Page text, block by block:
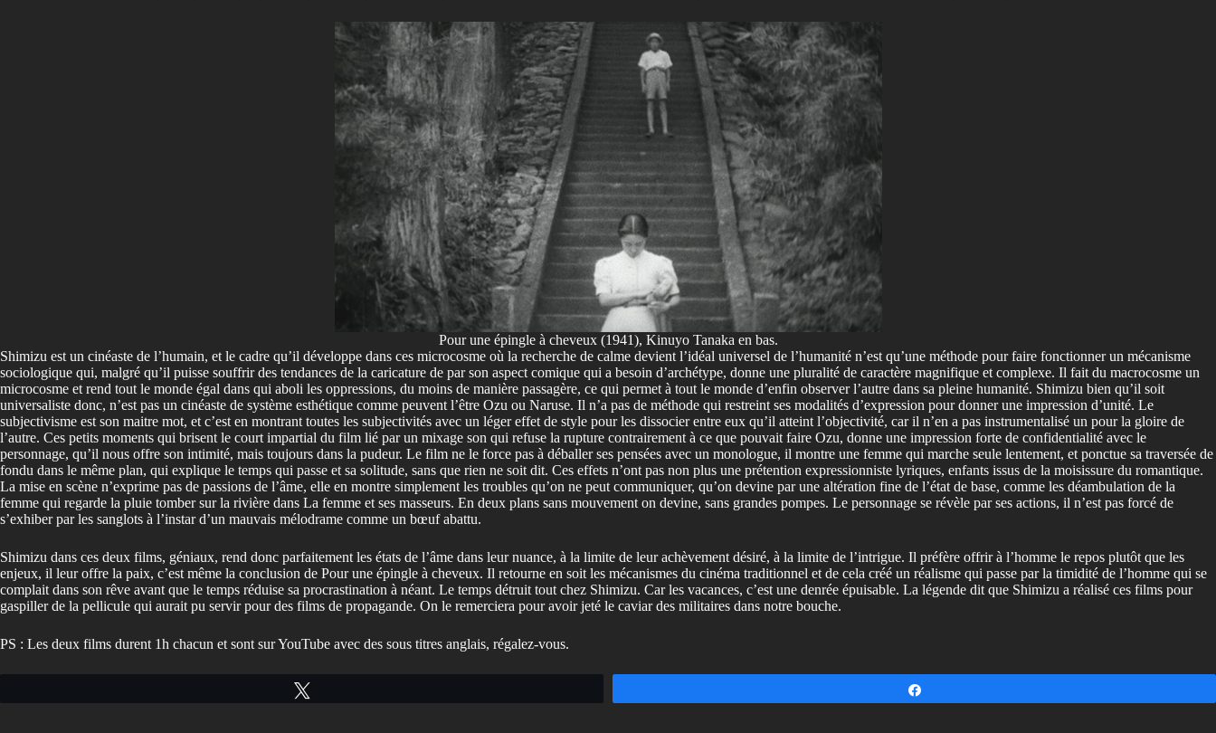
Pour une épingle à cheveux (1941), Kinuyo Tanaka en bas.
Shimizu est un cinéaste de l’humain, et le cadre qu’il développe dans ces microcosme où la recherche de calme devient l’idéal universel de l’humanité n’est qu’une méthode pour faire fonctionner un mécanisme
sociologique qui, malgré qu’il puisse souffrir des tendances de la caricature de par son aspect comique qui a besoin d’archétype, donne une pluralité de caractère magnifique et complexe. Il fait du macrocosme un
microcosme et rend tout le monde égal dans qui aboli les oppressions, du moins de manière passagère, ce qui permet à tout le monde d’enfin observer l’autre dans sa pleine humanité. Shimizu bien qu’il soit
universaliste donc, n’est pas un cinéaste de système esthétique comme peuvent l’être Ozu ou Naruse. Il n’a pas de méthode qui restreint ses modalités d’expression pour donner une impression d’unité. Le
subjectivisme est son maitre mot, et c’est en montrant toutes les subjectivités avec un léger effet de style pour les dissocier entre eux qu’il atteint l’objectivité, car il n’en a pas instrumentalisé un pour la gloire de
l’autre. Ces petits moments qui brisent le court impartial du film lié par un mixage son qui refuse la rupture contrairement à ce que pouvait faire Ozu, donne une impression forte de confidentialité avec le
personnage, qu’il nous offre son intimité, mais toujours dans la pudeur. Le film ne le force pas à déballer ses pensées avec un monologue, il montre une femme qui marche seule lentement, et ponctue sa traversée de
fondu dans le même plan, qui explique le temps qui passe et sa solitude, sans que rien ne soit dit. Ces effets n’ont pas non plus une prétention expressionniste lyriques, enfants issus de la moisissure du romantique.
La mise en scène n’exprime pas de passions de l’âme, elle en montre simplement les troubles qu’on ne peut communiquer, qu’on devine par une altération fine de l’état de base, comme les déambulation de la
femme qui regarde la pluie tomber sur la rivière dans La femme et ses masseurs. En deux plans sans mouvement on devine, sans grandes pompes. Le personnage se révèle par ses actions, il n’est pas forcé de
s’exhiber par les sanglots à l’instar d’un mauvais mélodrame comme un bœuf abattu.
Shimizu dans ces deux films, géniaux, rend donc parfaitement les états de l’âme dans leur nuance, à la limite de leur achèvement désiré, à la limite de l’intrigue. Il préfère offrir à l’homme le repos plutôt que les
enjeux, il leur offre la paix, c’est même la conclusion de Pour une épingle à cheveux. Il retourne en soit les mécanismes du cinéma traditionnel et de cela créé un réalisme qui passe par la timidité de l’homme qui se
complait dans son rêve avant que le temps réduise sa procrastination à néant. Le temps détruit tout chez Shimizu. Car les vacances, c’est une denrée épuisable. La légende dit que Shimizu a réalisé ces films pour
gaspiller de la pellicule qui aurait pu servir pour des films de propagande. On le remerciera pour avoir jeté le caviar des militaires dans notre bouche.
PS : Les deux films durent 1h chacun et sont sur YouTube avec des sous titres anglais, régalez-vous.